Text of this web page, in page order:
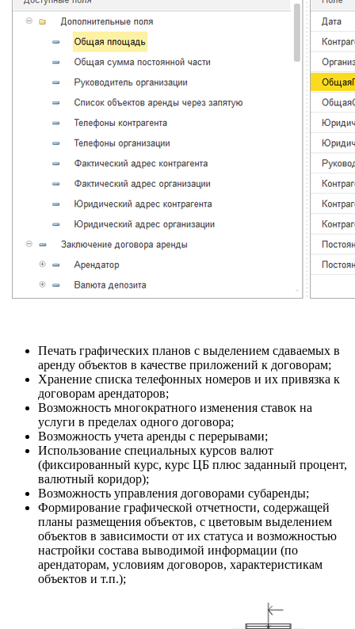
Печать графических планов с выделением сдаваемых в
аренду объектов в качестве приложений к договорам;
Хранение списка телефонных номеров и их привязка к
договорам арендаторов;
Возможность многократного изменения ставок на
услуги в пределах одного договора;
Возможность учета аренды с перерывами;
Использование специальных курсов валют
(фиксированный курс, курс ЦБ плюс заданный процент,
валютный коридор);
Возможность управления договорами субаренды;
Формирование графической отчетности, содержащей
планы размещения объектов, с цветовым выделением
объектов в зависимости от их статуса и возможностью
настройки состава выводимой информации (по
арендаторам, условиям договоров, характеристикам
объектов и т.п.);